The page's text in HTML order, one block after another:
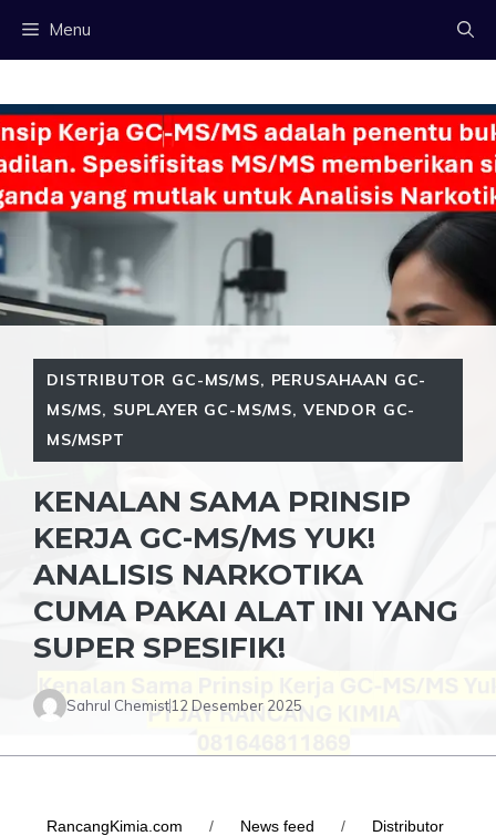
Menu
DISTRIBUTOR GC-MS/MS, PERUSAHAAN GC-
MS/MS, SUPLAYER GC-MS/MS, VENDOR GC-
MS/MSPT
KENALAN SAMA PRINSIP
KERJA GC-MS/MS YUK!
ANALISIS NARKOTIKA
CUMA PAKAI ALAT INI YANG
SUPER SPESIFIK!
Sahrul Chemist12 Desember 2025
RancangKimia.com / News feed /
Distributor